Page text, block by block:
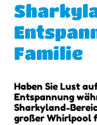
Familie
Haben Sie Lust
Entspannung
Sharkyland-
großer Whirlpool